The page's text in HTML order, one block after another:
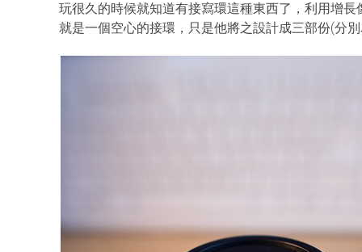
玩很久的時候就知道有接寫環這種東西了，利用增
就是一個空心的接環，只是他將之設計成三部份(分